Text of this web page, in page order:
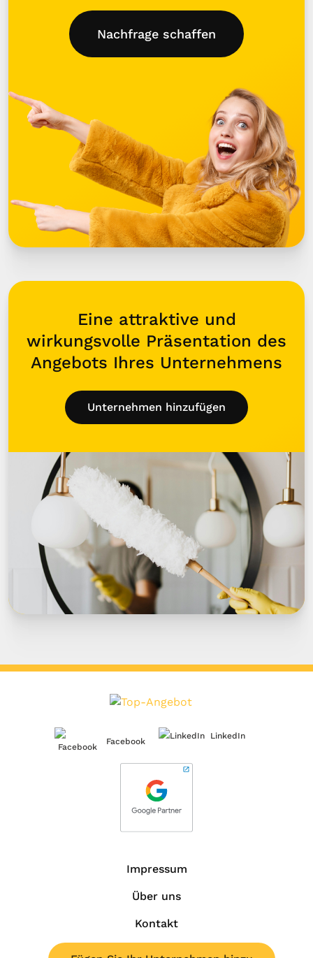
Nachfrage schaffen
Eine attraktive und
wirkungsvolle Präsentation des
Angebots Ihres Unternehmens
Unternehmen hinzufügen
Facebook
LinkedIn
Impressum
Über uns
Kontakt